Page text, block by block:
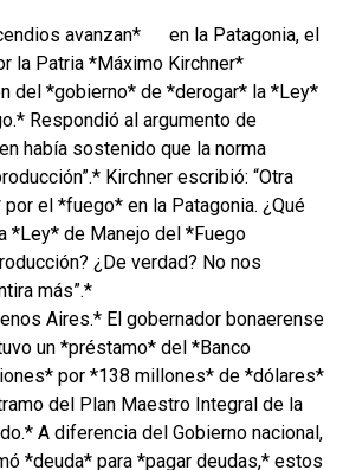
avanzan*
en la Patagonia, el
la Patria *Máximo Kirchner*
del *gobierno* de *derogar* la *Ley*
Respondió al argumento de
había sostenido que la norma
Kirchner escribió: “Otra
el *fuego* en la Patagonia. ¿Qué
*Ley* de Manejo del *Fuego
¿De verdad? No nos
más”.*
Aires.* El gobernador bonaerense
un *préstamo* del *Banco
por *138 millones* de *dólares*
del Plan Maestro Integral de la
A diferencia del Gobierno nacional,
*deuda* para *pagar deudas,* estos